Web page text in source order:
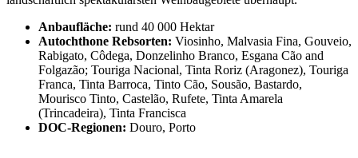
Anbaufläche: rund 40 000 Hektar
Autochthone Rebsorten: Viosinho, Malvasia Fina, Gouveio,
Rabigato, Côdega, Donzelinho Branco, Esgana Cão and
Folgazão; Touriga Nacional, Tinta Roriz (Aragonez), Touriga
Franca, Tinta Barroca, Tinto Cão, Sousão, Bastardo,
Mourisco Tinto, Castelão, Rufete, Tinta Amarela
(Trincadeira), Tinta Francisca
DOC-Regionen: Douro, Porto